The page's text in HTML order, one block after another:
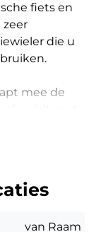
fiets en
zeer
die u
mee de
u rijdt met
van Raam